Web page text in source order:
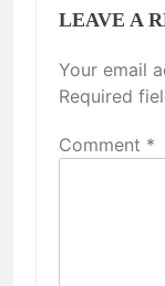
LEAVE A
Your email
Required
Comment *